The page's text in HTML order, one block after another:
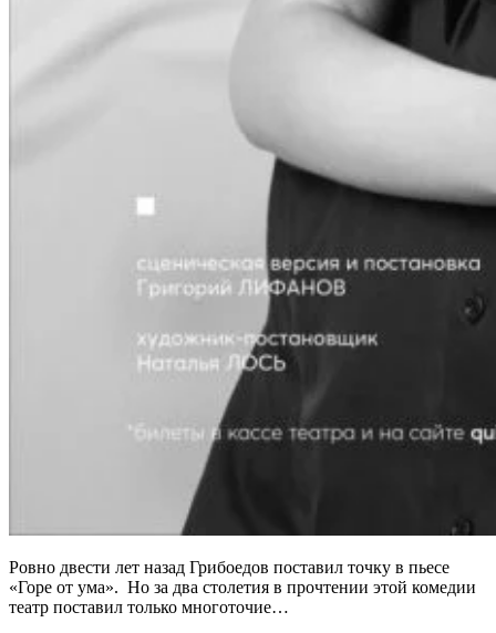
Ровно двести лет назад Грибоедов поставил точку в пьесе
«Горе от ума». Но за два столетия в прочтении этой комедии
театр поставил только многоточие…